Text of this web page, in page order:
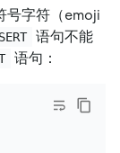
号字符（emoji
语句不能
语句：